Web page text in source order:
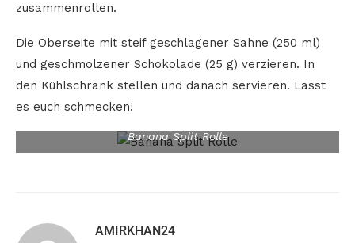
zusammenrollen.
Die Oberseite mit steif geschlagener Sahne (250 ml)
und geschmolzener Schokolade (25 g) verzieren. In
den Kühlschrank stellen und danach servieren. Lasst
es euch schmecken!
Banana Split Rolle
AMIRKHAN24